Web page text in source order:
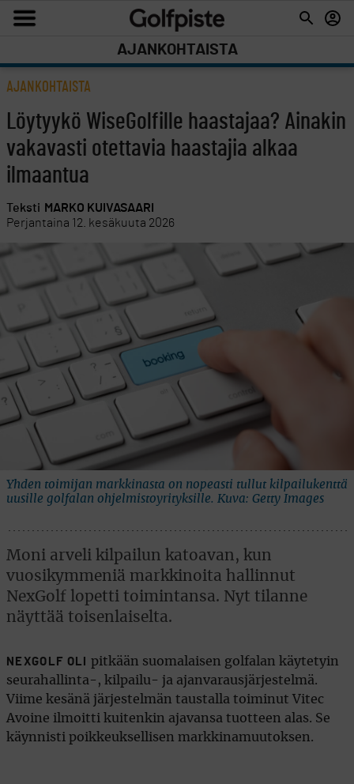
AJANKOHTAISTA
AJANKOHTAISTA
Löytyykö WiseGolfille haastajaa? Ainakin
vakavasti otettavia haastajia alkaa
ilmaantua
Teksti MARKO KUIVASAARI
Perjantaina 12. kesäkuuta 2026
Yhden toimijan markkinasta on nopeasti tullut kilpailukenttä
uusille golfalan ohjelmistoyrityksille. Kuva: Getty Images
Moni arveli kilpailun katoavan, kun
vuosikymmeniä markkinoita hallinnut
NexGolf lopetti toimintansa. Nyt tilanne
näyttää toisenlaiselta.
NEXGOLF OLI
pitkään suomalaisen golfalan käytetyin
seurahallinta-, kilpailu- ja ajanvarausjärjestelmä.
Viime kesänä järjestelmän taustalla toiminut Vitec
Avoine ilmoitti kuitenkin ajavansa tuotteen alas. Se
käynnisti poikkeuksellisen markkinamuutoksen.